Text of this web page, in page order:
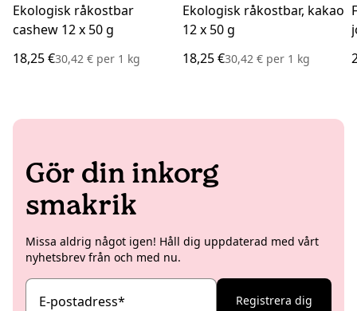
Ekologisk råkostbar
cashew 12 x 50 g
18,25 €30,42 € per 1 kg
Ekologisk råkostbar, kakao
12 x 50 g
18,25 €30,42 € per1 kg
Gör din inkorg
smakrik
Missa aldrig något igen! Håll dig uppdaterad med vårt
nyhetsbrev från och med nu.
E-postadress* Registrera dig